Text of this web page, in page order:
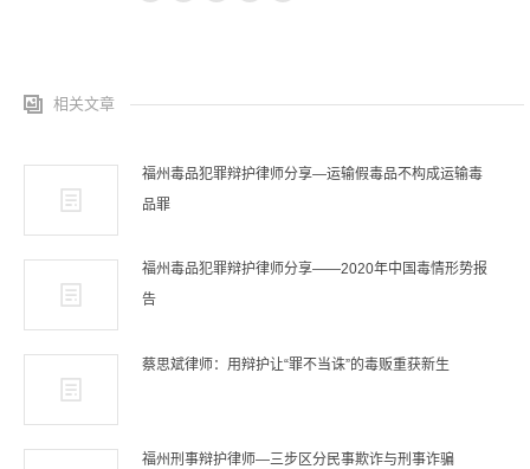
相关文章
福州毒品犯罪辩护律师分享—运输假毒品不构成运输毒
品罪
福州毒品犯罪辩护律师分享——2020年中国毒情形势报
告
蔡思斌律师：用辩护让“罪不当诛”的毒贩重获新生
福州刑事辩护律师—三步区分民事欺诈与刑事诈骗